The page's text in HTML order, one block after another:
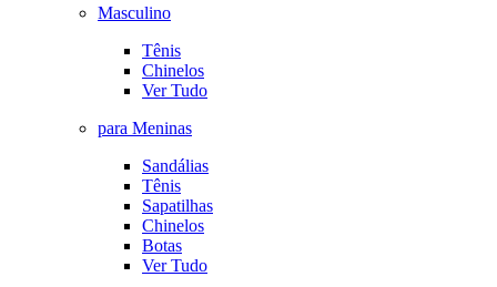
Masculino
Tênis
Chinelos
Ver Tudo
para Meninas
Sandálias
Tênis
Sapatilhas
Chinelos
Botas
Ver Tudo